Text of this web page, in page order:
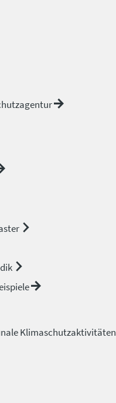
Klimaschutzaktivitäten